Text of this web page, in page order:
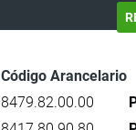
Código Arancelario
8479.82.00.00